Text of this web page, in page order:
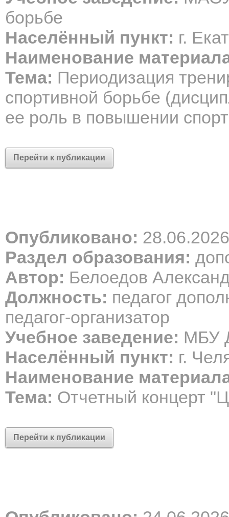
борьбе
Населённый пункт: г.
Наименование
Тема: Периодизация
спортивной борьбе
ее роль в повышении
Перейти к публикации
Опубликовано: 28.06.2026
Раздел образования:
Автор: Белоедов
Должность: педагог
педагог-организатор
Учебное заведение: МБУ
Населённый пункт: г.
Наименование
Тема: Отчетный концерт
Перейти к публикации